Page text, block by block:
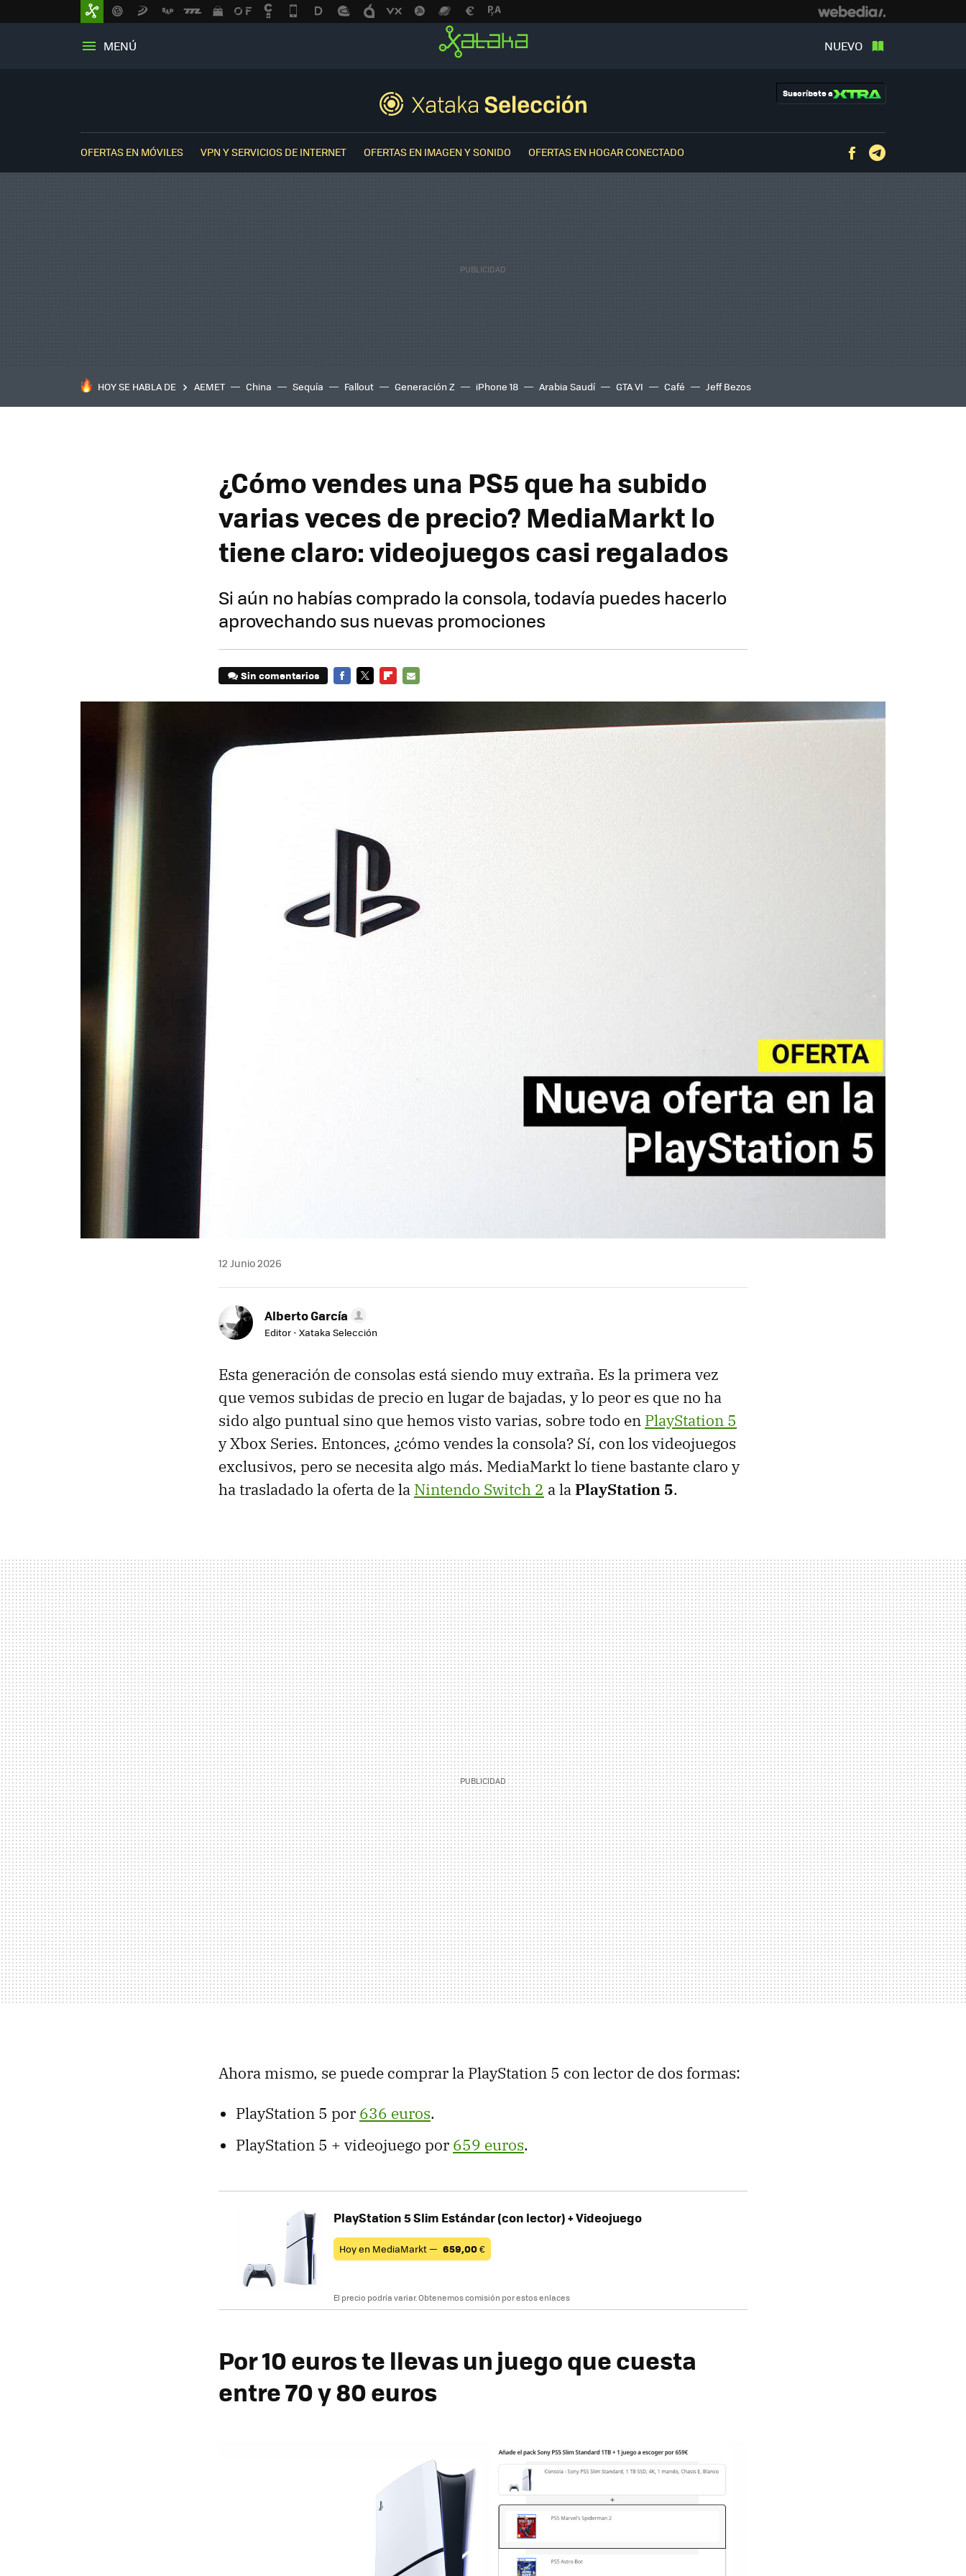
MENÚ NUEVO
Suscríbete a
OFERTAS EN MÓVILES VPN Y SERVICIOS DE INTERNET OFERTAS EN IMAGEN Y SONIDO OFERTAS EN HOGAR CONECTADO Facebook
HOY SE HABLA DE AEMET China Sequía Fallout Generación Z iPhone 18 Arabia Saudí GTA VI Café Jeff Bezos
¿Cómo vendes una PS5 que ha subido
varias veces de precio? MediaMarkt lo
tiene claro: videojuegos casi regalados
Si aún no habías comprado la consola, todavía puedes hacerlo
aprovechando sus nuevas promociones
Sin comentarios
12 Junio 2026
Alberto García
Editor - Xataka Selección
Esta generación de consolas está siendo muy extraña. Es la primera vez
que vemos subidas de precio en lugar de bajadas, y lo peor es que no ha
sido algo puntual sino que hemos visto varias, sobre todo en PlayStation 5
y Xbox Series. Entonces, ¿cómo vendes la consola? Sí, con los videojuegos
exclusivos, pero se necesita algo más. MediaMarkt lo tiene bastante claro y
ha trasladado la oferta de la Nintendo Switch 2 a laPlayStation 5.
Ahora mismo, se puede comprar la PlayStation 5 con lector de dos formas:
PlayStation 5 por 636 euros.
PlayStation 5 + videojuego por 659 euros.
PlayStation 5 Slim Estándar (con lector) + Videojuego
Hoy en MediaMarkt — 659,00€
El precio podría variar. Obtenemos comisión por estos enlaces
Por 10 euros te llevas un juego que cuesta
entre 70 y 80 euros